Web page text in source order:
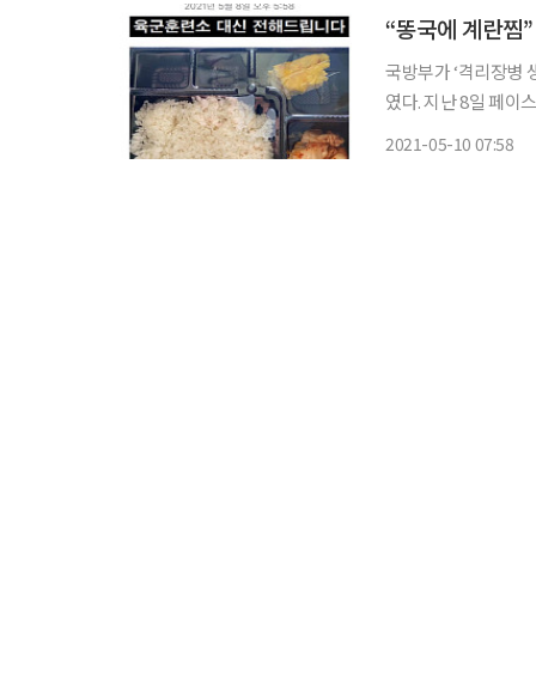
“똥국에 계란찜
국방부가 ‘격리장병
였다. 지난 8일 페이스북 ‘육군훈련소 대신 전해드립니다’에 ‘39사단 부실 배식’ 내용의 게시
2021-05-10 07:58